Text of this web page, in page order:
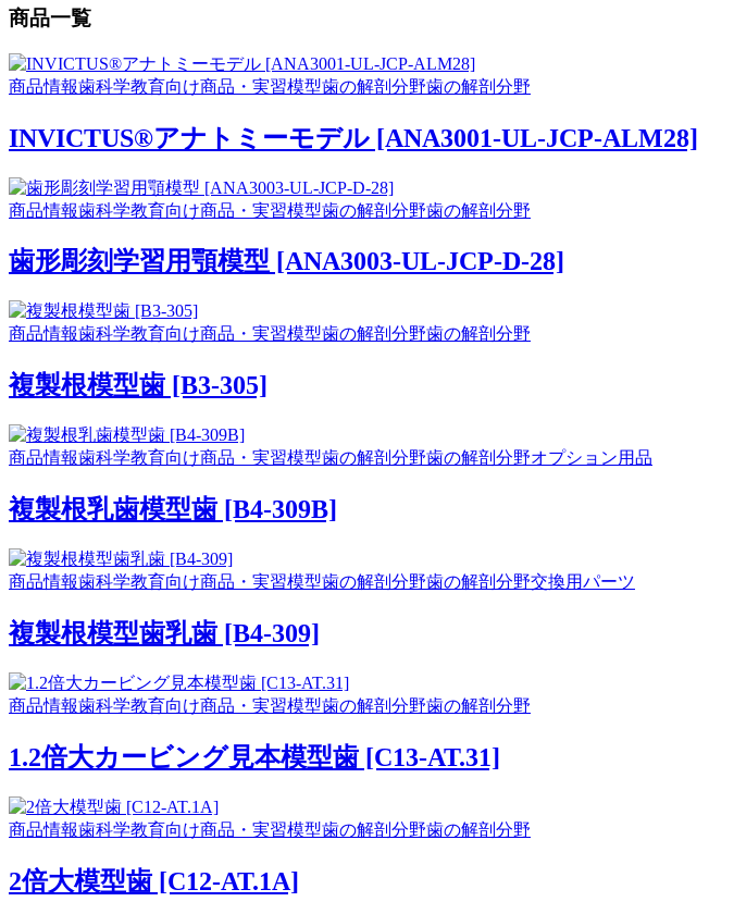
商品一覧
商品情報歯科学教育向け商品・実習模型歯の解剖分野歯の解剖分野
INVICTUS®アナトミーモデル [ANA3001-UL-JCP-ALM28]
商品情報歯科学教育向け商品・実習模型歯の解剖分野歯の解剖分野
歯形彫刻学習用顎模型 [ANA3003-UL-JCP-D-28]
商品情報歯科学教育向け商品・実習模型歯の解剖分野歯の解剖分野
複製根模型歯 [B3-305]
商品情報歯科学教育向け商品・実習模型歯の解剖分野歯の解剖分野オプション用品
複製根乳歯模型歯 [B4-309B]
商品情報歯科学教育向け商品・実習模型歯の解剖分野歯の解剖分野交換用パーツ
複製根模型歯乳歯 [B4-309]
商品情報歯科学教育向け商品・実習模型歯の解剖分野歯の解剖分野
1.2倍大カービング見本模型歯 [C13-AT.31]
商品情報歯科学教育向け商品・実習模型歯の解剖分野歯の解剖分野
2倍大模型歯 [C12-AT.1A]